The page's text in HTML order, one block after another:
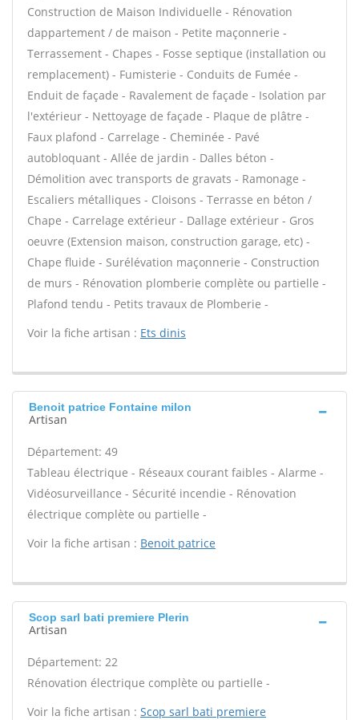
Construction de Maison Individuelle - Rénovation
dappartement / de maison - Petite maçonnerie -
Terrassement - Chapes - Fosse septique (installation ou
remplacement) - Fumisterie - Conduits de Fumée -
Enduit de façade - Ravalement de façade - Isolation par
l'extérieur - Nettoyage de façade - Plaque de plâtre -
Faux plafond - Carrelage - Cheminée - Pavé
autobloquant - Allée de jardin - Dalles béton -
Démolition avec transports de gravats - Ramonage -
Escaliers métalliques - Cloisons - Terrasse en béton /
Chape - Carrelage extérieur - Dallage extérieur - Gros
oeuvre (Extension maison, construction garage, etc) -
Chape fluide - Surélévation maçonnerie - Construction
de murs - Rénovation plomberie complète ou partielle -
Plafond tendu - Petits travaux de Plomberie -
Voir la fiche artisan : Ets dinis
Benoit patrice Fontaine milon
Artisan
Département: 49
Tableau électrique - Réseaux courant faibles - Alarme -
Vidéosurveillance - Sécurité incendie - Rénovation
électrique complète ou partielle -
Voir la fiche artisan : Benoit patrice
Scop sarl bati premiere Plerin
Artisan
Département: 22
Rénovation électrique complète ou partielle -
Voir la fiche artisan : Scop sarl bati premiere